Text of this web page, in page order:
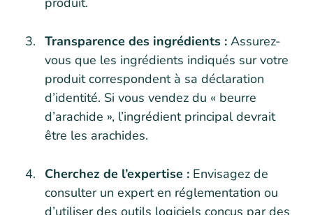
Transparence des ingrédients : Assurez-
vous que les ingrédients indiqués sur votre
produit correspondent à sa déclaration
d’identité. Si vous vendez du « beurre
d’arachide », l’ingrédient principal devrait
être les arachides.
Cherchez de l’expertise : Envisagez de
consulter un expert en réglementation ou
d’utiliser des outils logiciels conçus par des